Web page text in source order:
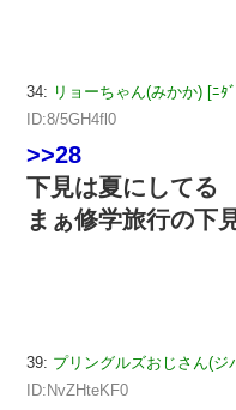
34: リョーちゃん(みかか) [ﾆﾀ
ID:8/5GH4fl0
>>28
下見は夏にしてる
まぁ修学旅行の下
39: プリングルズおじさん(ジ
ID:NvZHteKF0